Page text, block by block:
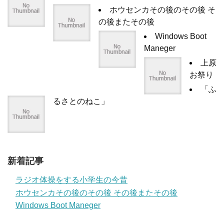
ホウセンカその後のその後 そ
の後またその後
Windows Boot
Maneger
上原
お祭り
「ふ
るさとのねこ」
新着記事
ラジオ体操をする小学生の今昔
ホウセンカその後のその後 その後またその後
Windows Boot Maneger